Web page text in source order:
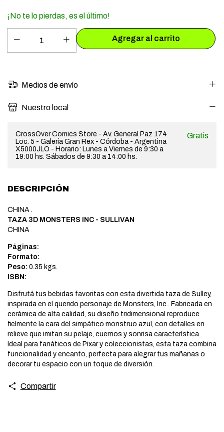
¡No te lo pierdas, es el último!
Medios de envío
Nuestro local
CrossOver Comics Store - Av. General Paz 174
Loc. 5 - Galería Gran Rex - Córdoba - Argentina
X5000JLO - Horario: Lunes a Viernes de 9:30 a
19:00 hs. Sábados de 9:30 a 14:00 hs.
Gratis
DESCRIPCIÓN
CHINA .
TAZA 3D MONSTERS INC - SULLIVAN
CHINA
Páginas:
Formato:
Peso: 0.35 kgs.
ISBN:
Disfrutá tus bebidas favoritas con esta divertida taza de Sulley,
inspirada en el querido personaje de Monsters, Inc.. Fabricada en
cerámica de alta calidad, su diseño tridimensional reproduce
fielmente la cara del simpático monstruo azul, con detalles en
relieve que imitan su pelaje, cuernos y sonrisa característica.
Ideal para fanáticos de Pixar y coleccionistas, esta taza combina
funcionalidad y encanto, perfecta para alegrar tus mañanas o
decorar tu espacio con un toque de diversión.
Compartir